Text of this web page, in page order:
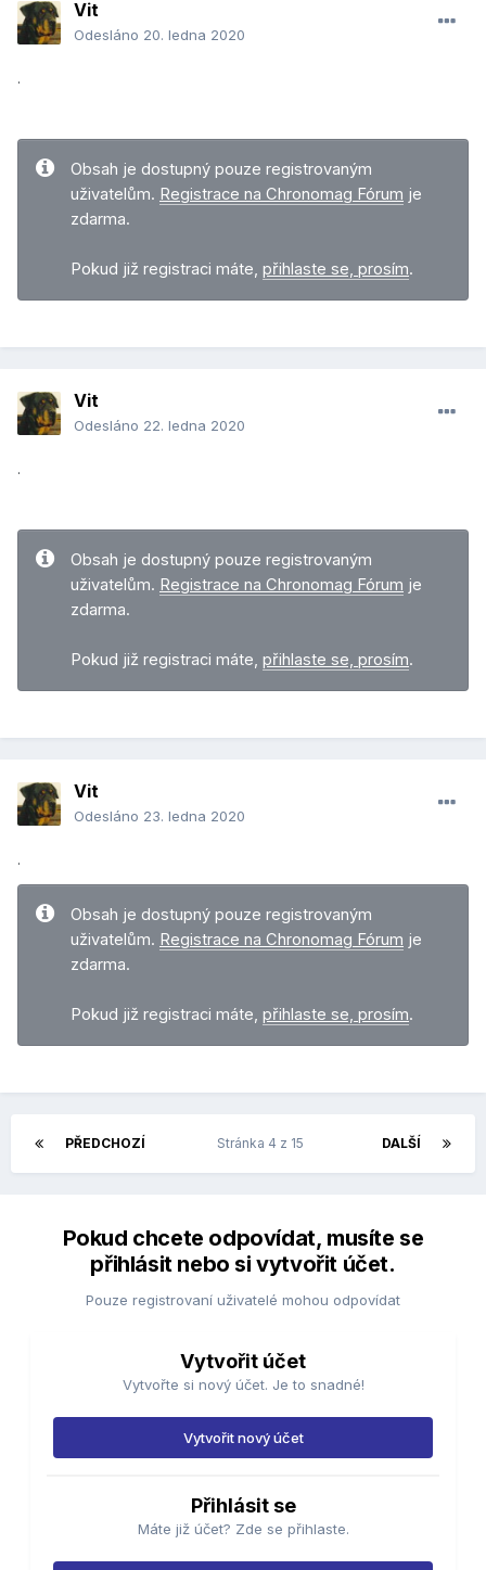
Vit
Odesláno 20. ledna 2020
.
Obsah je dostupný pouze registrovaným
uživatelům. Registrace na Chronomag Fórum je
zdarma.
Pokud již registraci máte, přihlaste se, prosím.
Vit
Odesláno 22. ledna 2020
.
Obsah je dostupný pouze registrovaným
uživatelům. Registrace na Chronomag Fórum je
zdarma.
Pokud již registraci máte, přihlaste se, prosím.
Vit
Odesláno 23. ledna 2020
.
Obsah je dostupný pouze registrovaným
uživatelům. Registrace na Chronomag Fórum je
zdarma.
Pokud již registraci máte, přihlaste se, prosím.
PŘEDCHOZÍ DALŠÍ
Stránka 4 z 15
Pokud chcete odpovídat, musíte se
přihlásit nebo si vytvořit účet.
Pouze registrovaní uživatelé mohou odpovídat
Vytvořit účet
Vytvořte si nový účet. Je to snadné!
Vytvořit nový účet
Přihlásit se
Máte již účet? Zde se přihlaste.